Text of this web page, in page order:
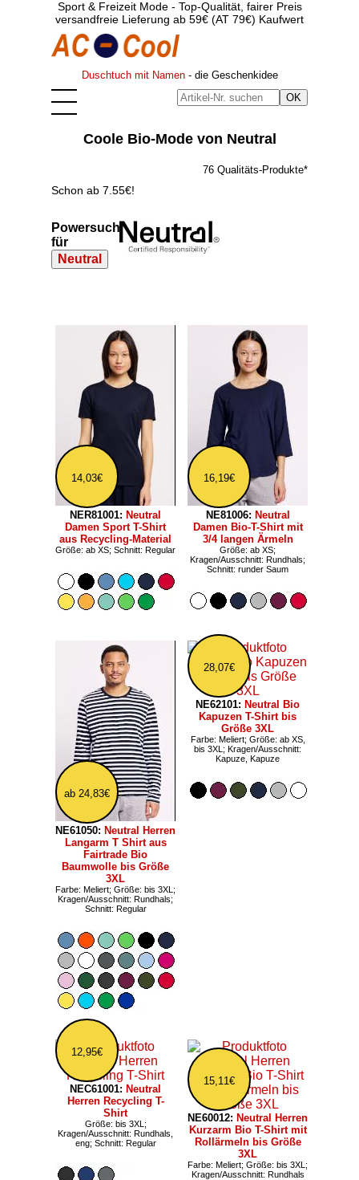
Sport & Freizeit Mode - Top-Qualität, fairer Preis
versandfreie Lieferung ab 59€ (AT 79€) Kaufwert
Duschtuch mit Namen- die Geschenkidee
Coole Bio-Mode von Neutral
76 Qualitäts-Produkte*
Schon ab 7.55€!
Powersuche
für
Neutral
14,03€
NER81001: Neutral
Damen Sport T-Shirt
aus Recycling-Material
Größe: ab XS; Schnitt: Regular
16,19€
NE81006: Neutral
Damen Bio-T-Shirt mit
3/4 langen Ärmeln
Größe: ab XS;
Kragen/Ausschnitt: Rundhals;
Schnitt: runder Saum
ab 24,83€
NE61050: Neutral Herren
Langarm T Shirt aus
Fairtrade Bio
Baumwolle bis Größe
3XL
Farbe: Meliert; Größe: bis 3XL;
Kragen/Ausschnitt: Rundhals;
Schnitt: Regular
28,07€
NE62101: Neutral Bio
Kapuzen T-Shirt bis
Größe 3XL
Farbe: Meliert; Größe: ab XS,
bis 3XL; Kragen/Ausschnitt:
Kapuze, Kapuze
12,95€
NEC61001: Neutral
Herren Recycling T-
Shirt
Größe: bis 3XL;
Kragen/Ausschnitt: Rundhals,
eng; Schnitt: Regular
15,11€
NE60012: Neutral Herren
Kurzarm Bio T-Shirt mit
Rollärmeln bis Größe
3XL
Farbe: Meliert; Größe: bis 3XL;
Kragen/Ausschnitt: Rundhals